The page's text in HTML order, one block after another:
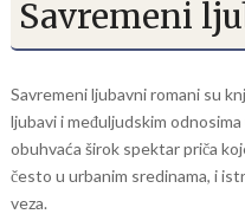
Savremeni
Savremeni ljubavni romani su
ljubavi i međuljudskim
obuhvaća širok spektar priča
često u urbanim sredinama, i
veza.